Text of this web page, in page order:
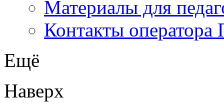
Материалы для
Контакты оператора
Ещё
Наверх